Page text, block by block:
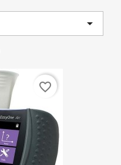

favorite_border